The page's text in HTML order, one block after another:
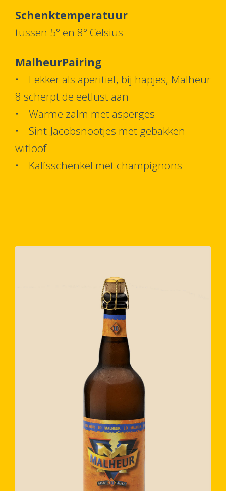
Schenktemperatuur
tussen 5° en 8° Celsius
MalheurPairing
• Lekker als aperitief, bij hapjes, Malheur
8 scherpt de eetlust aan
• Warme zalm met asperges
• Sint-Jacobsnootjes met gebakken
witloof
• Kalfsschenkel met champignons